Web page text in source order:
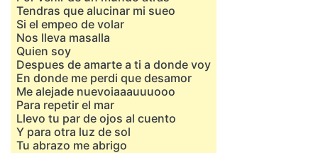
Tendras que alucinar mi sueo
Si el empeo de volar
Nos lleva masalla
Quien soy
Despues de amarte a ti a donde voy
En donde me perdi que desamor
Me alejade nuevoiaaauuuooo
Para repetir el mar
Llevo tu par de ojos al cuento
Y para otra luz de sol
Tu abrazo me abrigo